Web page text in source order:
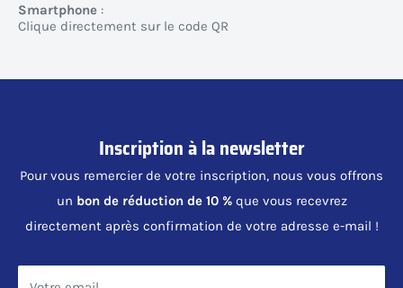
Smartphone :
Clique directement sur le code QR
Inscription à la newsletter
Pour vous remercier de votre inscription, nous vous offrons
un bon de réduction de 10 %que vous recevrez
directement après confirmation de votre adresse e-mail !